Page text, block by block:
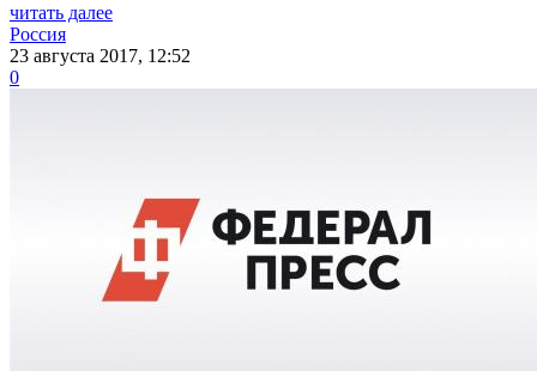
читать далее
Россия
23 августа 2017, 12:52
0